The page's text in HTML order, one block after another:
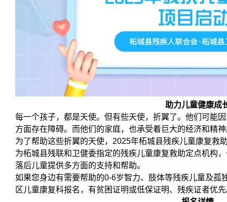
助力儿童健康成
每一个孩子，都是天使。但有些天使，折翼了。他们可能
方面存在障碍。而他们的家庭，也承受着巨大的经济和精
为了帮助这些折翼的天使，2025年柘城县残疾儿童康复救
为柘城县残联和卫健委指定的残疾儿童康复救助定点机构
落后儿童提供多方面的支持和帮助。
如果您身边有需要帮助的0-6岁智力、肢体等残疾儿童及孤
区儿童康复科报名，有贫困证明或低保证明、残疾证者优